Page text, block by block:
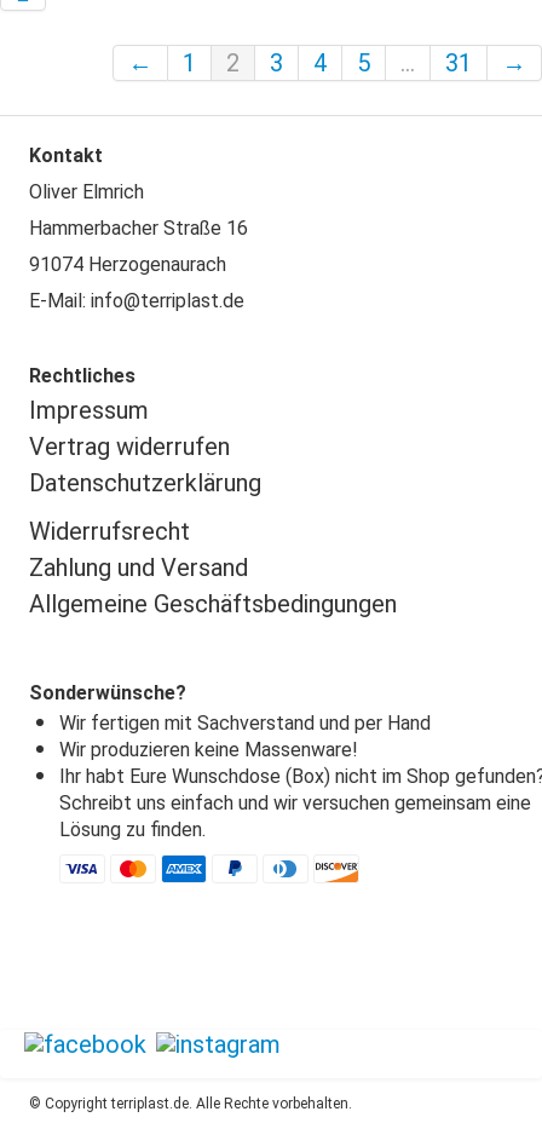
← 1 2 3 4 5 ... 31 →
Kontakt
Oliver Elmrich
Hammerbacher Straße 16
91074 Herzogenaurach
E-Mail: info@terriplast.de
Rechtliches
Impressum
Vertrag widerrufen
Datenschutzerklärung
Widerrufsrecht
Zahlung und Versand
Allgemeine Geschäftsbedingungen
Sonderwünsche?
Wir fertigen mit Sachverstand und per Hand
Wir produzieren keine Massenware!
Ihr habt Eure Wunschdose (Box) nicht im Shop
Schreibt uns einfach und wir versuchen gemeinsam eine
Lösung zu finden.
© Copyright terriplast.de. Alle Rechte vorbehalten.